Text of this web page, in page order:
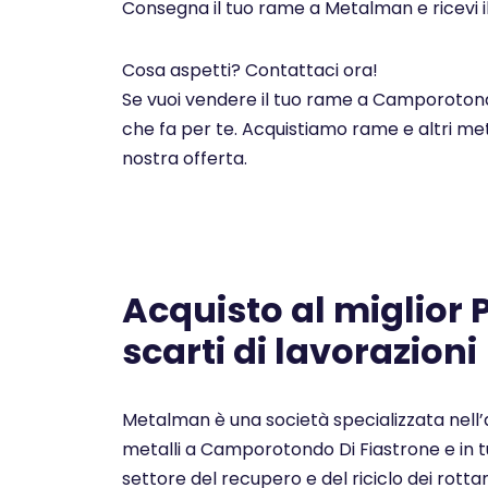
Consegna il tuo rame a Metalman e
Cosa aspetti? Contattaci ora!
Se vuoi vendere il tuo rame a
che fa per te. Acquistiamo rame e altri
nostra offerta.
Acquisto al miglior
scarti di lavorazioni
Metalman è una società specializzata
metalli a Camporotondo Di Fiastrone e in
settore del recupero e del riciclo dei